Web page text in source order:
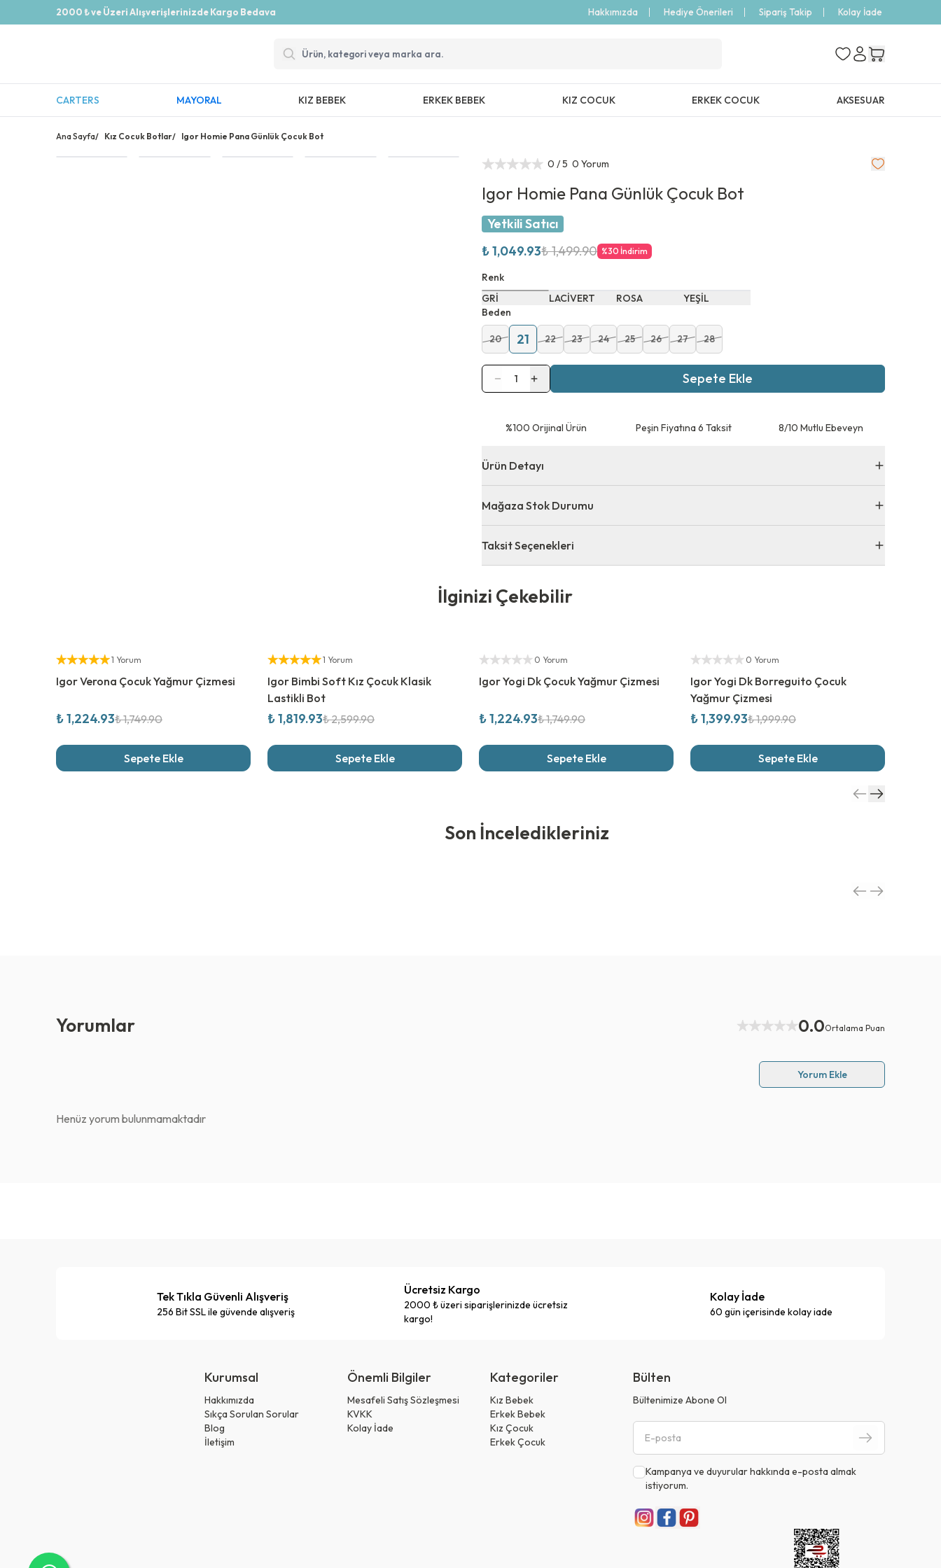
2000 ₺ ve Üzeri Alışverişlerinizde Kargo Bedava Hakkımızda Hediye Önerileri Sipariş Takip Kolay İade
CARTERS MAYORAL KIZ BEBEK ERKEK BEBEK KIZ COCUK ERKEK COCUK AKSESUAR
Ana Sayfa/ Kız Cocuk Botlar/ Igor Homie Pana Günlük Çocuk Bot
0 / 5 0 Yorum
Igor Homie Pana Günlük Çocuk Bot
Yetkili Satıcı
₺ 1,049.93₺ 1,499.90 %30 İndirim
Renk
GRİ
LACİVERT ROSA
YEŞİL
Beden
20 21 22 23 24 25 26 27 28
1 Sepete Ekle
⁠%100 Orijinal Ürün Peşin Fiyatına 6 Taksit 8/10 Mutlu Ebeveyn
Ürün Detayı
Mağaza Stok Durumu
Taksit Seçenekleri
İlginizi Çekebilir
Yetkili Satıcı
1 Yorum
Igor Verona Çocuk Yağmur Çizmesi
₺ 1,224.93₺ 1,749.90
Sepete Ekle
Yetkili Satıcı
1 Yorum
Igor Bimbi Soft Kız Çocuk Klasik
Lastikli Bot
₺ 1,819.93₺ 2,599.90
Sepete Ekle
Yetkili Satıcı
0 Yorum
Igor Yogi Dk Çocuk Yağmur Çizmesi
₺ 1,224.93₺ 1,749.90
Sepete Ekle
Yetkili Satıcı
0 Yorum
Igor Yogi Dk Borreguito Çocuk
Yağmur Çizmesi
₺ 1,399.93₺ 1,999.90
Sepete Ekle
Son İnceledikleriniz
Yorumlar 0.0Ortalama Puan
Yorum Ekle
Henüz yorum bulunmamaktadır
Tek Tıkla Güvenli Alışveriş
256 Bit SSL ile güvende alışveriş
Ücretsiz Kargo
2000 ₺ üzeri siparişlerinizde ücretsiz
kargo!
Kolay İade
60 gün içerisinde kolay iade
Kurumsal
Hakkımızda
Sıkça Sorulan Sorular
Blog
İletişim
Önemli Bilgiler
Mesafeli Satış Sözleşmesi
KVKK
Kolay İade
Kategoriler
Kız Bebek
Erkek Bebek
Kız Çocuk
Erkek Çocuk
Bülten
Bültenimize Abone Ol
Kampanya ve duyurular hakkında e-posta almak
istiyorum.